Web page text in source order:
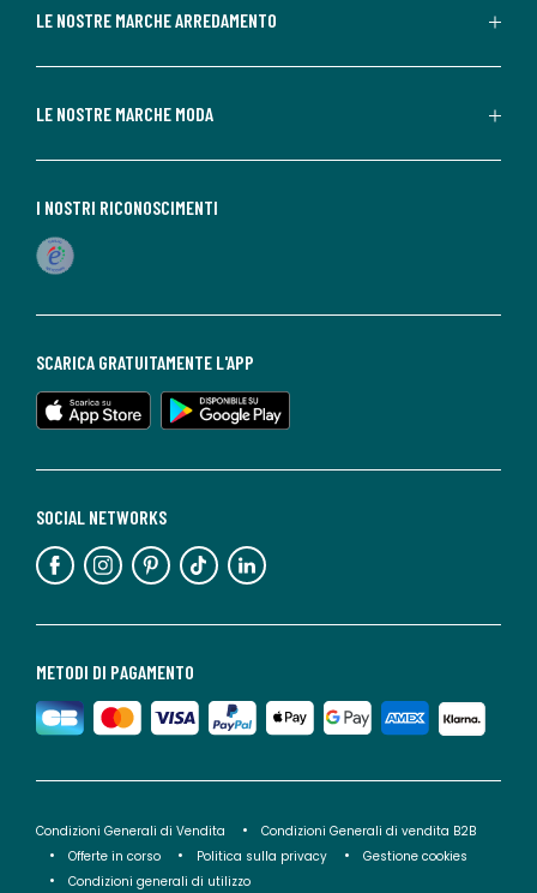
LE NOSTRE MARCHE ARREDAMENTO
LE NOSTRE MARCHE MODA
METODI DI PAGAMENTO
SOCIAL NETWORKS
SCARICA GRATUITAMENTE L'APP
I NOSTRI RICONOSCIMENTI
Condizioni Generali di Vendita
Condizioni Generali di vendita B2B
Offerte in corso
Politica sulla privacy
Gestione cookies
Condizioni generali di utilizzo